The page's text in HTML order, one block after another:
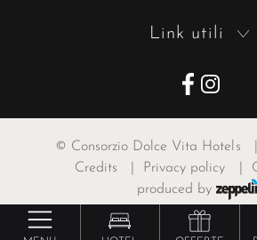
Link utili
© Consorzio Dolce Vita Hotels
Credits
Privacy policy
produced by